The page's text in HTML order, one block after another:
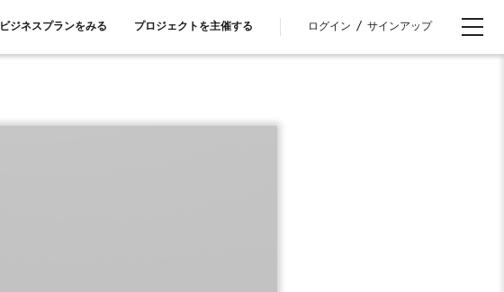
ビジネスプランをみる プロジェクトを主催する ログイン / サインアップ